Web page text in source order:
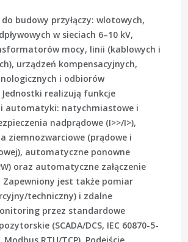
do budowy przyłączy: wlotowych,
w sieciach 6–10 kV,
mocy, linii (kablowych i
urządzeń kompensacyjnych,
i odbiorów
Jednostki realizują funkcje
i automatyki: natychmiastowe i
nadprądowe (I>>/I>),
ziemnozwarciowe (prądowe i
automatyczne ponowne
) oraz automatyczne załączenie
Zapewniony jest także pomiar
techniczny) i zdalne
przez standardowe
(SCADA/DCS, IEC 60870-5-